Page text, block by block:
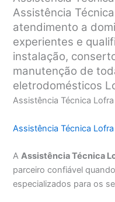
Assistência
atendimento a
experientes e
instalação,
manutenção de
eletrodomésticos
Assistência Técnica
Assistência Técnica Lofra
AAssistência Técnica
parceiro confiável
especializados para os